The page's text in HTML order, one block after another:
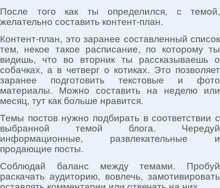
После того как ты определился, с темой,
желательно составить контент-план.
Контент-план, это заранее составленный список
тем, некое такое расписание, по которому ты
видишь, что во вторник ты рассказываешь о
собачках, а в четверг о котиках. Это позволяет
заранее подготовить текстовые и фото
материалы. Можно составить на неделю или
месяц, тут как больше нравится.
Темы постов нужно подбирать в соответствии с
выбранной темой блога. Чередуй
информационные, развлекательные и
продающие посты.
Соблюдай баланс между темами. Пробуй
раскачать аудиторию, вовлечь, замотивировать